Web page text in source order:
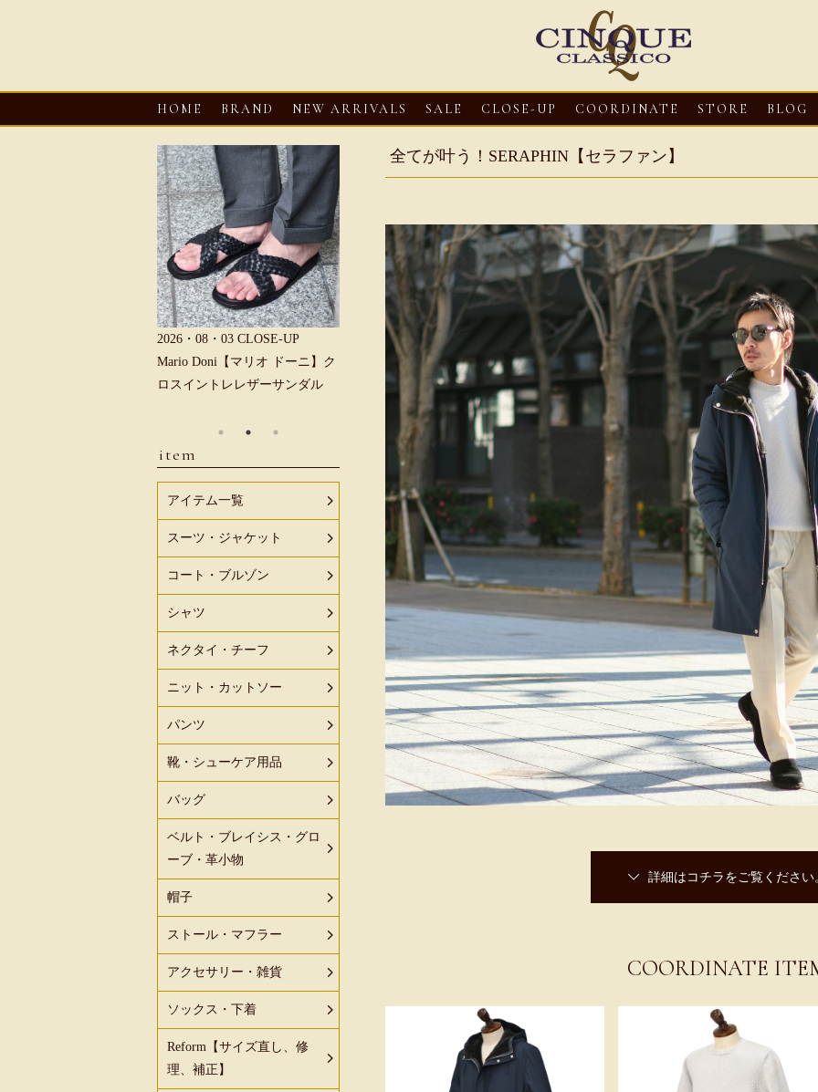
HOME BRAND NEW ARRIVALS SALE CLOSE-UP COORDINATE STORE BLOG
全てが叶う！SERAPHIN【セラファン】
詳細はコチラをご覧ください
COORDINATE
2026・08・03 CLOSE-UP
Mario Doni【マリオ ドーニ】ク
ロスイントレレザーサンダル
2026・08・03
CLOSE-UP
Mario Doni【マリオ ドーニ】オ
ープントゥミュール レザーサン
2026・08・03 CLOSE-UP
HEREU【へリュー】フィッシ
ャーマンサンダル
2026・08・03
Mario Doni【マリ
ロスイントレレザ
item
アイテム一覧
スーツ・ジャケット
コート・ブルゾン
シャツ
ネクタイ・チーフ
ニット・カットソー
パンツ
靴・シューケア用品
バッグ
ベルト・ブレイシス・グロ
ーブ・革小物
帽子
ストール・マフラー
アクセサリー・雑貨
ソックス・下着
Reform【サイズ直し、修
理、補正】